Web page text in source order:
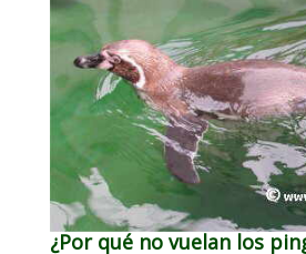
¿Por qué no vuelan los